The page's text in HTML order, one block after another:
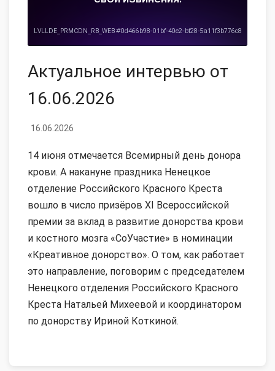
Актуальное интервью от
16.06.2026
16.06.2026
14 июня отмечается Всемирный день донора
крови. А накануне праздника Ненецкое
отделение Российского Красного Креста
вошло в число призёров XI Всероссийской
премии за вклад в развитие донорства крови
и костного мозга «СоУчастие» в номинации
«Креативное донорство». О том, как работает
это направление, поговорим с председателем
Ненецкого отделения Российского Красного
Креста Натальей Михеевой и координатором
по донорству Ириной Коткиной.